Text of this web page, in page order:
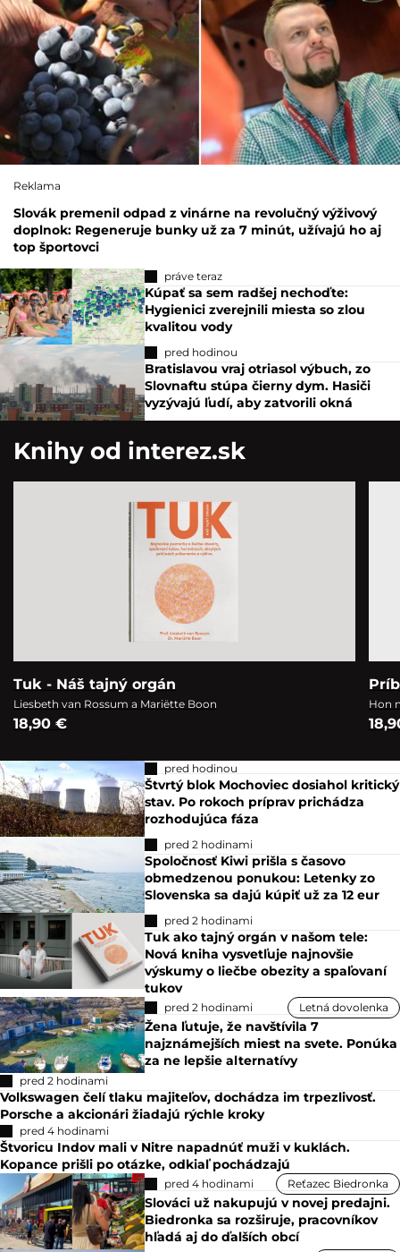
Reklama
Slovák premenil odpad z vinárne na revolučný výživový
doplnok: Regeneruje bunky už za 7 minút, užívajú ho aj
top športovci
práve teraz
Kúpať sa sem radšej nechoďte:
Hygienici zverejnili miesta so zlou
kvalitou vody
pred hodinou
Bratislavou vraj otriasol výbuch, zo
Slovnaftu stúpa čierny dym. Hasiči
vyzývajú ľudí, aby zatvorili okná
Knihy od interez.sk
Tuk - Náš tajný orgán
Liesbeth van Rossum a Mariëtte Boon
18,90 €
Hon
pred hodinou
Štvrtý blok Mochoviec dosiahol kritický
stav. Po rokoch príprav prichádza
rozhodujúca fáza
pred 2 hodinami
Spoločnosť Kiwi prišla s časovo
obmedzenou ponukou: Letenky zo
Slovenska sa dajú kúpiť už za 12 eur
pred 2 hodinami
Tuk ako tajný orgán v našom tele:
Nová kniha vysvetľuje najnovšie
výskumy o liečbe obezity a spaľovaní
tukov
pred 2 hodinami Letná dovolenka
Žena ľutuje, že navštívila 7
najznámejších miest na svete. Ponúka
za ne lepšie alternatívy
pred 2 hodinami
Volkswagen čelí tlaku majiteľov, dochádza im trpezlivosť.
Porsche a akcionári žiadajú rýchle kroky
pred 4 hodinami
Štvoricu Indov mali v Nitre napadnúť muži v kuklách.
Kopance prišli po otázke, odkiaľ pochádzajú
pred 4 hodinami Reťazec Biedronka
Slováci už nakupujú v novej predajni.
Biedronka sa rozširuje, pracovníkov
hľadá aj do ďalších obcí